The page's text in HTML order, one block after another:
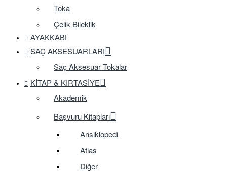
Toka
Çelik Bileklik
AYAKKABI
SAÇ AKSESUARLARI
Saç Aksesuar Tokalar
KITAP & KIRTASIYE
Akademik
Başvuru Kitapları
Ansiklopedi
Atlas
Diğer